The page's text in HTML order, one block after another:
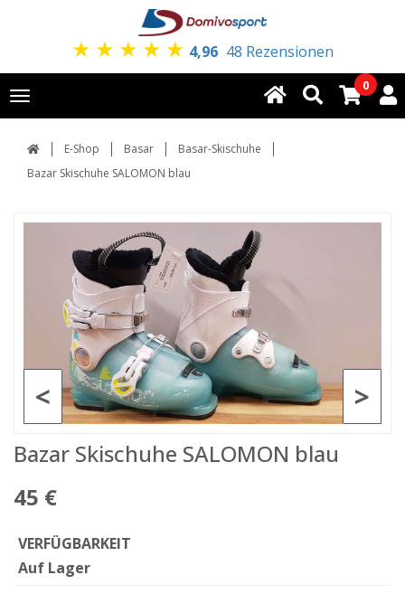
★ ★ ★ ★ ★ 4,96 48 Rezensionen
Toggle
navigation
0
E-Shop Basar
Basar-Skischuhe
Bazar Skischuhe SALOMON blau
>
<
Bazar Skischuhe SALOMON blau
45 €
VERFÜGBARKEIT
Auf Lager